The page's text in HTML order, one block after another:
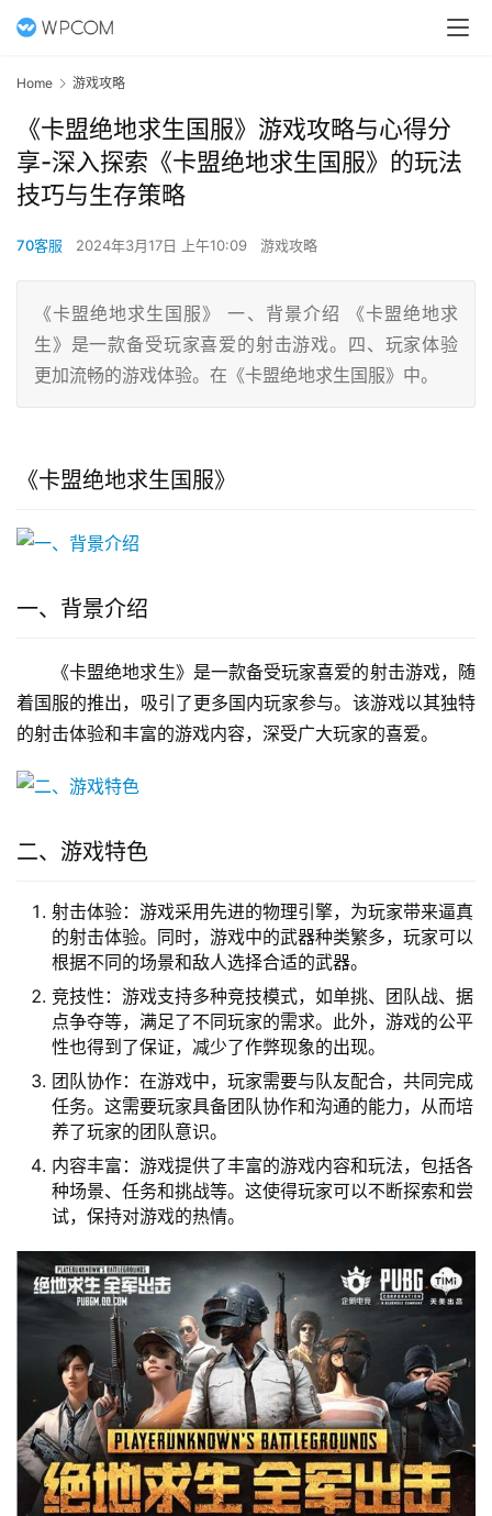
Home 游戏攻略
《卡盟绝地求生国服》游戏攻略与心得分
享-深入探索《卡盟绝地求生国服》的玩法
技巧与生存策略
70客服 2024年3月17日 上午10:09 游戏攻略
《卡盟绝地求生国服》 一、背景介绍 《卡盟绝地求
生》是一款备受玩家喜爱的射击游戏。四、玩家体验
更加流畅的游戏体验。在《卡盟绝地求生国服》中。
《卡盟绝地求生国服》
一、背景介绍
《卡盟绝地求生》是一款备受玩家喜爱的射击游戏，随
着国服的推出，吸引了更多国内玩家参与。该游戏以其独特
的射击体验和丰富的游戏内容，深受广大玩家的喜爱。
二、游戏特色
射击体验：游戏采用先进的物理引擎，为玩家带来逼真
的射击体验。同时，游戏中的武器种类繁多，玩家可以
根据不同的场景和敌人选择合适的武器。
竞技性：游戏支持多种竞技模式，如单挑、团队战、据
点争夺等，满足了不同玩家的需求。此外，游戏的公平
性也得到了保证，减少了作弊现象的出现。
团队协作：在游戏中，玩家需要与队友配合，共同完成
任务。这需要玩家具备团队协作和沟通的能力，从而培
养了玩家的团队意识。
内容丰富：游戏提供了丰富的游戏内容和玩法，包括各
种场景、任务和挑战等。这使得玩家可以不断探索和尝
试，保持对游戏的热情。